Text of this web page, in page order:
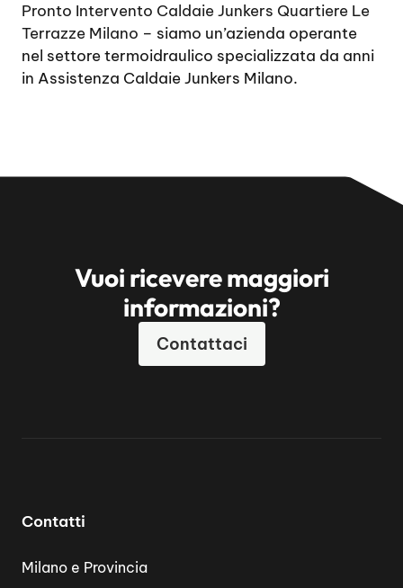
Pronto Intervento Caldaie Junkers Quartiere Le
Terrazze Milano – siamo un’azienda operante
nel settore termoidraulico specializzata da anni
in Assistenza Caldaie Junkers Milano.
Vuoi ricevere maggiori
informazioni?
Contattaci
Contatti
Milano e Provincia